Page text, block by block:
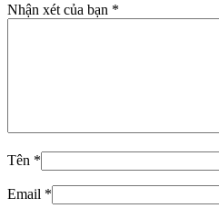
Nhận xét của bạn *
Tên *
Email *